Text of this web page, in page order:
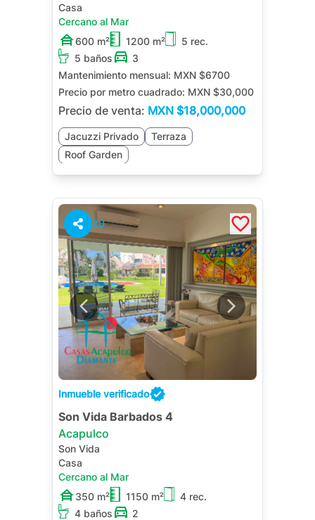
Casa
Cercano al Mar
600 m²
1200 m²
5 rec.
5 baños
3
Mantenimiento mensual: MXN $6700
Precio por metro cuadrado: MXN $30,000
Precio de venta: MXN $18,000,000
Jacuzzi Privado
Terraza
Roof Garden
20
Inmueble verificado
Son Vida Barbados 4
Acapulco
Son Vida
Casa
Cercano al Mar
350 m²
1150 m²
4 rec.
4 baños
2